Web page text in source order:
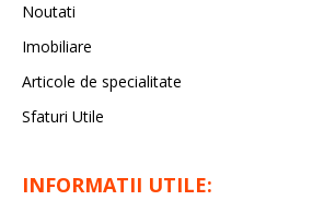
Noutati
Imobiliare
Articole de specialitate
Sfaturi Utile
INFORMATII UTILE: